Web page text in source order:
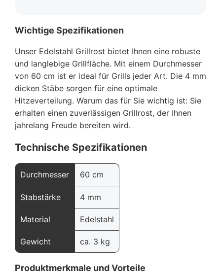
Wichtige Spezifikationen
Unser Edelstahl Grillrost bietet Ihnen eine robuste
und langlebige Grillfläche. Mit einem Durchmesser
von 60 cm ist er ideal für Grills jeder Art. Die 4 mm
dicken Stäbe sorgen für eine optimale
Hitzeverteilung. Warum das für Sie wichtig ist: Sie
erhalten einen zuverlässigen Grillrost, der Ihnen
jahrelang Freude bereiten wird.
Technische Spezifikationen
Durchmesser 60 cm
Stabstärke 4 mm
Material Edelstahl
Gewicht ca. 3 kg
Produktmerkmale und Vorteile